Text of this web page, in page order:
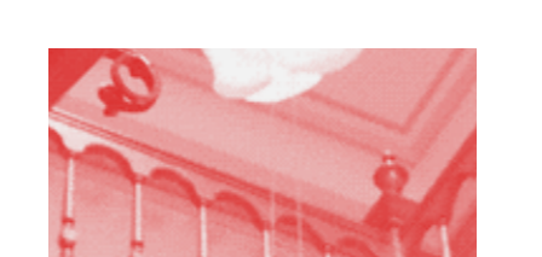
HOME
WER
WIR
SIND